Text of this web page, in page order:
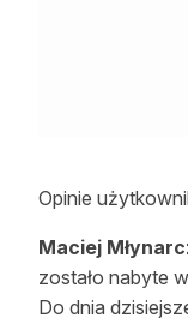
Opinie
Maciej
zostało nabyte
Do dnia